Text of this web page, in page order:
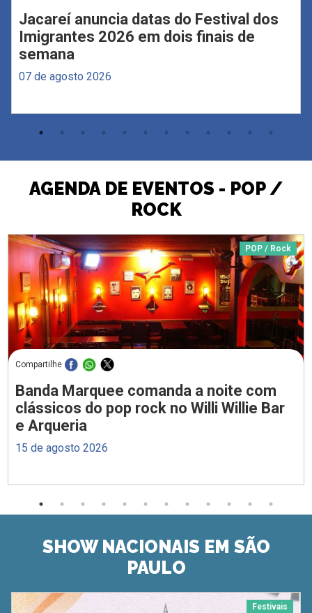
Jacareí anuncia datas do Festival dos
Imigrantes 2026 em dois finais de
semana
07 de agosto 2026
AGENDA DE EVENTOS - POP /
ROCK
POP / Rock
Compartilhe
Banda Marquee comanda a noite com
clássicos do pop rock no Willi Willie Bar
e Arqueria
15 de agosto 2026
SHOW NACIONAIS EM SÃO
PAULO
Festivais